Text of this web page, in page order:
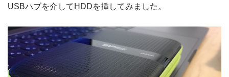
USBハブを介してHDDを挿してみました。